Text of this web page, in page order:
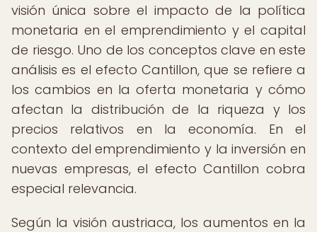
visión única sobre el impacto de la política
monetaria en el emprendimiento y el capital
de riesgo. Uno de los conceptos clave en este
análisis es el efecto Cantillon, que se refiere a
los cambios en la oferta monetaria y cómo
afectan la distribución de la riqueza y los
precios relativos en la economía. En el
contexto del emprendimiento y la inversión en
nuevas empresas, el efecto Cantillon cobra
especial relevancia.
Según la visión austriaca, los aumentos en la